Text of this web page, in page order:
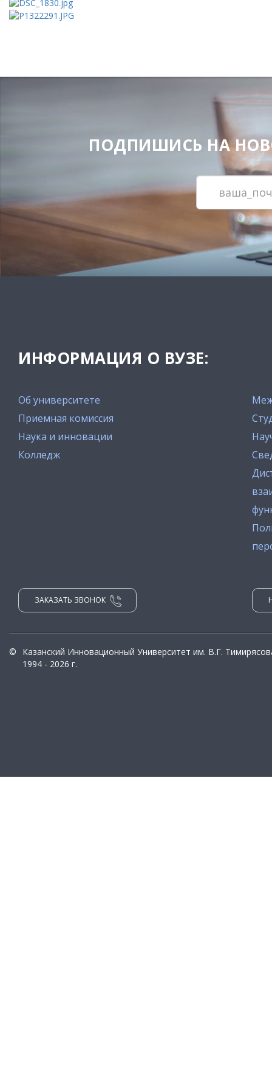
ПОДПИШИСЬ НА
ИНФОРМАЦИЯ О ВУЗЕ:
Об университете
Приемная комиссия
Наука и инновации
Колледж
ЗАКАЗАТЬ ЗВОНОК
©
Казанский Инновационный Университет им. В.Г.
1994 - 2026 г.